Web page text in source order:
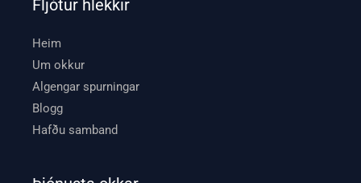
Fljótur hlekkir
Heim
Um okkur
Algengar spurningar
Blogg
Hafðu samband